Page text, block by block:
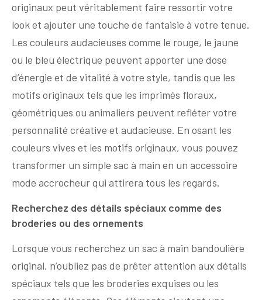
originaux peut véritablement faire ressortir votre
look et ajouter une touche de fantaisie à votre tenue.
Les couleurs audacieuses comme le rouge, le jaune
ou le bleu électrique peuvent apporter une dose
d’énergie et de vitalité à votre style, tandis que les
motifs originaux tels que les imprimés floraux,
géométriques ou animaliers peuvent refléter votre
personnalité créative et audacieuse. En osant les
couleurs vives et les motifs originaux, vous pouvez
transformer un simple sac à main en un accessoire
mode accrocheur qui attirera tous les regards.
Recherchez des détails spéciaux comme des
broderies ou des ornements
Lorsque vous recherchez un sac à main bandoulière
original, n’oubliez pas de prêter attention aux détails
spéciaux tels que les broderies exquises ou les